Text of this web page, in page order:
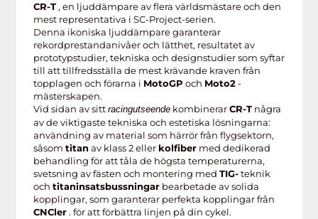
CR-T, en ljuddämpare av flera världsmästare och den
mest representativa i SC-Project-serien.
Denna ikoniska ljuddämpare garanterar
rekordprestandanivåer och lätthet, resultatet av
prototypstudier, tekniska och designstudier som syftar
till att tillfredsställa de mest krävande kraven från
topplagen och förarna i MotoGP och Moto2-
mästerskapen.
Vid sidan av sitt racingutseendekombinerarCR-Tnågra
av de viktigaste tekniska och estetiska lösningarna:
användning av material som härrör från flygsektorn,
såsom titanav klass 2 eller kolfibermed dedikerad
behandling för att tåla de högsta temperaturerna,
svetsning av fästen och montering med TIG-teknik
och titaninsatsbussningarbearbetade av solida
kopplingar, som garanterar perfekta kopplingar från
CNCler. för att förbättra linjen på din cykel.